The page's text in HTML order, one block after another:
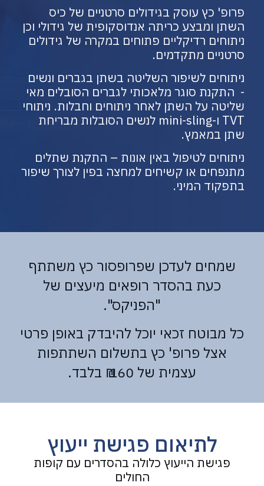
פרופ' כץ עוסק בגידולים סרטניים של כיס
השתן ומבצע כריתה אנדוסקופית של גידולי וכן
ניתוחים רדיקליים פתוחים במקרה של גידולים
סרטניים מתקדמים.
ניתוחים לשיפור השליטה בשתן בגברים ונשים
- התקנת סוגר מלאכותי לגברים הסובלים מאי
שליטה על השתן לאחר ניתוחים וחבלות. ניתוחי
TVT ו-mini-sling לנשים הסובלות מבריחת
שתן במאמץ.
ניתוחים לטיפול באין אונות – התקנת שתלים
מתנפחים או קשיחים למחצה בפין לצורך שיפור
בתפקוד המיני.
שמחים לעדכן שפרופסור כץ משתתף
כעת בהסדר רופאים מיעצים של
"הפניקס".
כל מבוטח זכאי יוכל להיבדק באופן פרטי
אצל פרופ' כץ בתשלום השתתפות
עצמית של 160 ₪ בלבד.
לתיאום פגישת ייעוץ
פגישת הייעוץ כלולה בהסדרים עם קופות
החולים